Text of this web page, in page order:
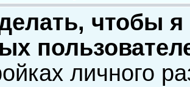
чтобы
личного